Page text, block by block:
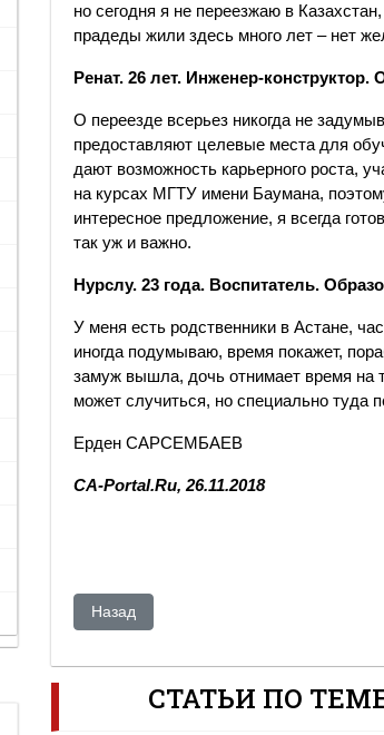
но сегодня я не переезжаю в
прадеды жили здесь много лет – нет
Ренат. 26 лет. Инженер-
О переезде всерьез никогда не
предоставляют целевые места для
дают возможность карьерного роста,
на курсах МГТУ имени Баумана,
интересное предложение, я всегда
так уж и важно.
Нурслу. 23 года. Воспитатель.
У меня есть родственники в Астане,
иногда подумываю, время покажет,
замуж вышла, дочь отнимает время на
может случиться, но специально туда
Ерден САРСЕМБАЕВ
CA-Portal.Ru, 26.11.2018
Предыдущий: Аблязов приговорен
Назад
СТАТЬИ ПО